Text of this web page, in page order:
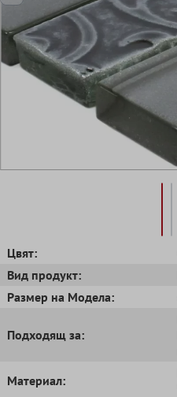
Цвят:
Вид продукт:
Размер на Модела:
Подходящ за:
Mатериал: